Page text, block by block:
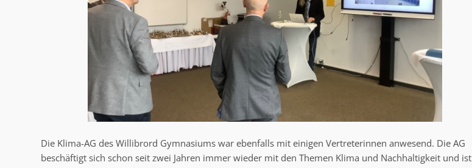
Die Klima-AG des Willibrord Gymnasiums war ebenfalls mit einigen Vertreterinnen anwesend. Die AG
beschäftigt sich schon seit zwei Jahren immer wieder mit den Themen Klima und Nachhaltigkeit und ist